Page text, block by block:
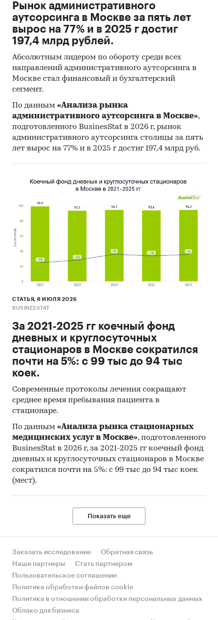
Рынок административного
аутсорсинга в Москве за пять лет
вырос на 77% и в 2025 г достиг
197,4 млрд рублей.
Абсолютным лидером по обороту среди всех
направлений административного аутсорсинга в
Москве стал финансовый и бухгалтерский
сегмент.
По данным «Анализа рынка
административного аутсорсинга в Москве»,
подготовленного BusinesStat в 2026 г, рынок
административного аутсорсинга столицы за пять
лет вырос на 77% и в 2025 г достиг 197,4 млрд руб.
СТАТЬЯ, 8 ИЮЛЯ 2026
BUSINESSTAT
За 2021-2025 гг коечный фонд
дневных и круглосуточных
стационаров в Москве сократился
почти на 5%: с 99 тыс до 94 тыс
коек.
Современные протоколы лечения сокращают
среднее время пребывания пациента в
стационаре.
По данным «Анализа рынка стационарных
медицинских услуг в Москве», подготовленного
BusinesStat в 2026 г, за 2021-2025 гг коечный фонд
дневных и круглосуточных стационаров в Москве
сократился почти на 5%: с 99 тыс до 94 тыс коек
(мест).
Показать еще
Заказать исследование
Обратная связь
Наши партнеры
Стать партнером
Пользовательское соглашение
Политика обработки файлов cookie
Политика в отношении обработки персональных данных
Облако для бизнеса